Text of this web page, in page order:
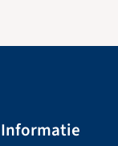
Informatie